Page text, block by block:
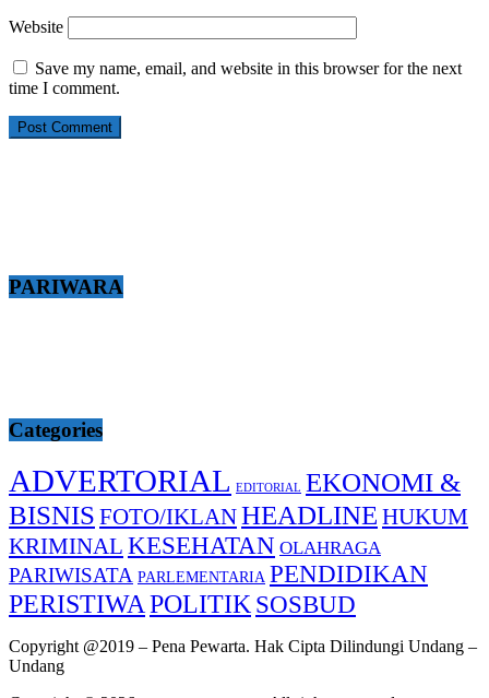
Website
Save my name, email, and website in this browser for the next
time I comment.
PARIWARA
Categories
ADVERTORIAL EDITORIAL EKONOMI &
BISNIS FOTO/IKLANHEADLINE HUKUM
KRIMINAL KESEHATAN OLAHRAGA
PARIWISATA PARLEMENTARIA PENDIDIKAN
PERISTIWA POLITIK SOSBUD
Copyright @2019 – Pena Pewarta. Hak Cipta Dilindungi Undang –
Undang